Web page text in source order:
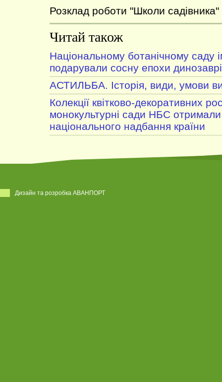
Розклад роботи "Школи садівника"
Читай також
Національному ботанічному
подарували сосну епохи
АСТИЛЬБА. Історія, види, умови
Колекції квітково-декоративних
монокультурні сади НБС отримали
національного надбання країни
Дизайн та розробка АВАНПОРТ